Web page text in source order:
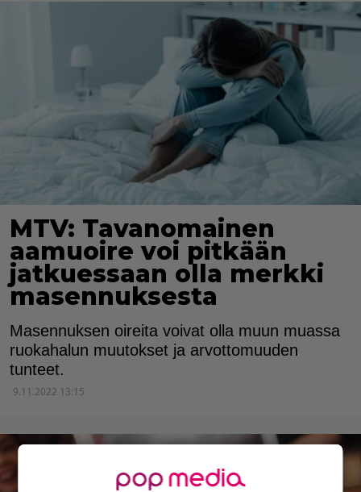
MTV: Tavanomainen
aamuoire voi pitkään
jatkuessaan olla merkki
masennuksesta
Masennuksen oireita voivat olla muun muassa
ruokahalun muutokset ja arvottomuuden
tunteet.
9.11.2022 13:15